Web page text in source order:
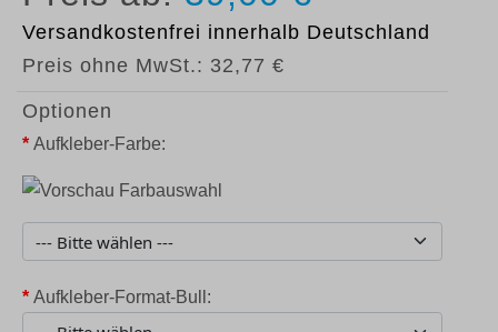
Versandkostenfrei innerhalb Deutschland
Preis ohne MwSt.: 32,77 €
Optionen
* Aufkleber-Farbe:
* Aufkleber-Format-Bull: